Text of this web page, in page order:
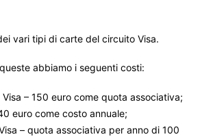
vari tipi di carte del circuito Visa.
abbiamo i seguenti costi:
– 150 euro come quota associativa;
euro come costo annuale;
– quota associativa per anno di 100